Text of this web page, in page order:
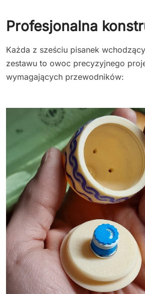
Profesjonalna
Każda z sześciu pisanek
zestawu to owoc precyzyjnego
wymagających przewodników: